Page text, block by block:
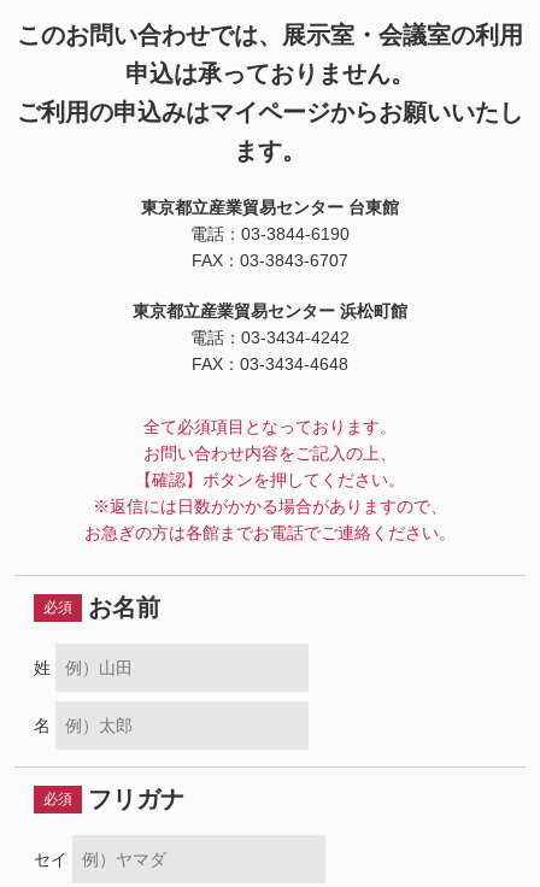
このお問い合わせでは、展示室・会議室の利用
申込は承っておりません。
ご利用の申込みはマイページからお願いいたし
ます。
東京都立産業貿易センター 台東館
電話：03-3844-6190
FAX：03-3843-6707
東京都立産業貿易センター 浜松町館
電話：03-3434-4242
FAX：03-3434-4648
全て必須項目となっております。
お問い合わせ内容をご記入の上、
【確認】ボタンを押してください。
※返信には日数がかかる場合がありますので、
お急ぎの方は各館までお電話でご連絡ください。
必須 お名前
姓
名
必須 フリガナ
セイ